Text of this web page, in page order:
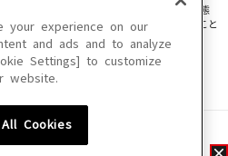
・画像・写真・動画・音声等を、手段や形態
て無断で複製、転載、ファイル化などすること
用いただけない場合があります。
が変更になる場合があります。
your experience on our
and ads and to analyze
Settings] to customize
website.
Cookies